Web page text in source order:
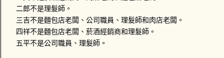
二郎不是理髮師。
三吉不是麵包店老闆、公司職員、理髮師和肉店老闆。
四祥不是麵包店老闆、菸酒經銷商和理髮師。
五平不是公司職員、理髮師。